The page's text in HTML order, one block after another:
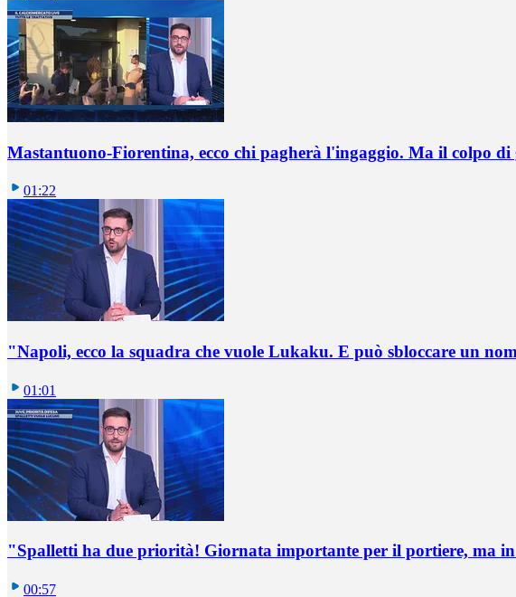
Mastantuono-Fiorentina, ecco chi pagherà l'ingaggio. Ma il colpo
01:22
"Napoli, ecco la squadra che vuole Lukaku. E può sbloccare un
01:01
"Spalletti ha due priorità! Giornata importante per il portiere, ma
00:57